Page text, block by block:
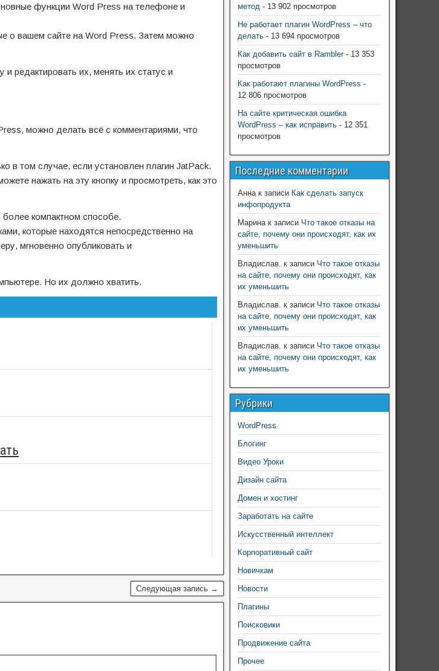
функции Word Press на телефоне и
о вашем сайте на Word Press. Затем можно
редактировать их, менять их статус и
можно делать всё с комментариями, что
в том случае, если установлен плагин JatPack.
нажать на эту кнопку и просмотреть, как это
компактном способе.
которые находятся непосредственно на
мгновенно опубликовать и
Но их должно хватить.
Следующая запись →
метод - 13 902 просмотров
Не работает плагин WordPress – что
делать - 13 694 просмотров
Как добавить сайт в Rambler- 13 353
просмотров
Как работают плагины WordPress -
12 806 просмотров
На сайте критическая ошибка
WordPress – как исправить - 12 351
просмотров
Последние комментарии
Аннак записи Как сделать запуск
инфопродукта
Маринак записи Что такое отказы на
сайте, почему они происходят, как их
уменьшить
Владислав. к записи Что такое отказы
на сайте, почему они происходят, как
их уменьшить
Владислав. к записи Что такое отказы
на сайте, почему они происходят, как
их уменьшить
Владислав. к записи Что такое отказы
на сайте, почему они происходят, как
их уменьшить
Рубрики
WordPress
Блогинг
Видео Уроки
Дизайн сайта
Домен и хостинг
Заработать на сайте
Искусственный интеллект
Корпоративный сайт
Новичкам
Новости
Плагины
Поисковики
Продвижение сайта
Прочее